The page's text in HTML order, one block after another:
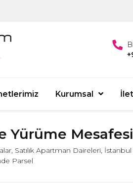
Kurumsal
Yürüme
Satılık Apartman Daireleri,
Parsel